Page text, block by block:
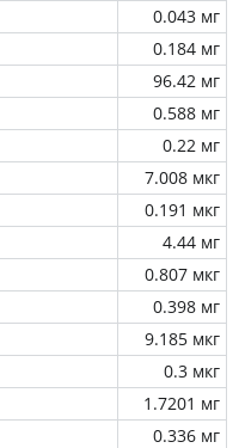
0.043 мг
0.184 мг
96.42 мг
0.588 мг
0.22 мг
7.008 мкг
0.191 мкг
4.44 мг
0.807 мкг
0.398 мг
9.185 мкг
0.3 мкг
1.7201 мг
0.336 мг